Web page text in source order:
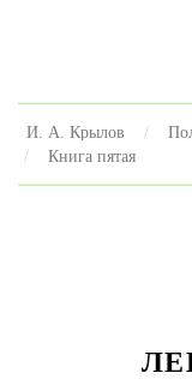
И. А. Крылов
Книга пятая